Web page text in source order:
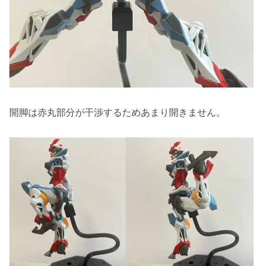
開脚は赤丸部分が干渉するためあまり開きません。